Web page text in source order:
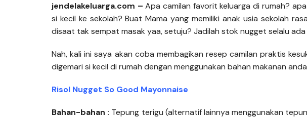
jendelakeluarga.com –Apa camilan favorit keluarga di rumah?
si kecil ke sekolah? Buat Mama yang memiliki anak usia sekolah
disaat tak sempat masak yaa, setuju? Jadilah stok nugget selalu ada
Nah, kali ini saya akan coba membagikan resep camilan praktis
digemari si kecil di rumah dengan menggunakan bahan makanan
Risol Nugget So Good Mayonnaise
Bahan-bahan : Tepung terigu (alternatif lainnya menggunakan